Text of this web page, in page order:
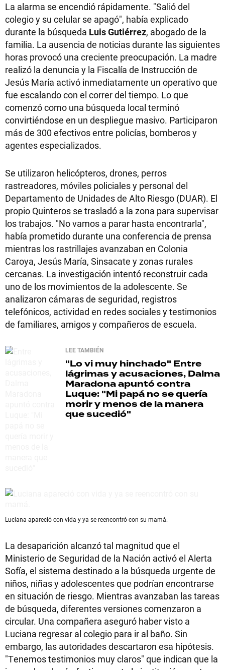
La alarma se encendió rápidamente. "Salió del
colegio y su celular se apagó", había explicado
durante la búsqueda Luis Gutiérrez, abogado de la
familia. La ausencia de noticias durante las siguientes
horas provocó una creciente preocupación. La madre
realizó la denuncia y la Fiscalía de Instrucción de
Jesús María activó inmediatamente un operativo que
fue escalando con el correr del tiempo. Lo que
comenzó como una búsqueda local terminó
convirtiéndose en un despliegue masivo. Participaron
más de 300 efectivos entre policías, bomberos y
agentes especializados.
Se utilizaron helicópteros, drones, perros
rastreadores, móviles policiales y personal del
Departamento de Unidades de Alto Riesgo (DUAR). El
propio Quinteros se trasladó a la zona para supervisar
los trabajos. "No vamos a parar hasta encontrarla",
había prometido durante una conferencia de prensa
mientras los rastrillajes avanzaban en Colonia
Caroya, Jesús María, Sinsacate y zonas rurales
cercanas. La investigación intentó reconstruir cada
uno de los movimientos de la adolescente. Se
analizaron cámaras de seguridad, registros
telefónicos, actividad en redes sociales y testimonios
de familiares, amigos y compañeros de escuela.
LEE TAMBIÉN
"Lo vi muy hinchado" Entre
lágrimas y acusaciones, Dalma
Maradona apuntó contra
Luque: "Mi papá no se quería
morir y menos de la manera
que sucedió"
Luciana apareció con vida y ya se reencontró con su mamá.
La desaparición alcanzó tal magnitud que el
Ministerio de Seguridad de la Nación activó el Alerta
Sofía, el sistema destinado a la búsqueda urgente de
niños, niñas y adolescentes que podrían encontrarse
en situación de riesgo. Mientras avanzaban las tareas
de búsqueda, diferentes versiones comenzaron a
circular. Una compañera aseguró haber visto a
Luciana regresar al colegio para ir al baño. Sin
embargo, las autoridades descartaron esa hipótesis.
"Tenemos testimonios muy claros" que indican que la